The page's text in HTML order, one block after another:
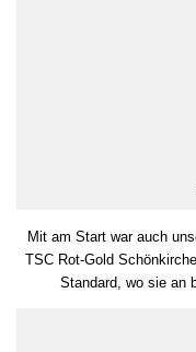
Mit am Start war auch
TSC Rot-Gold
Standard, wo sie an